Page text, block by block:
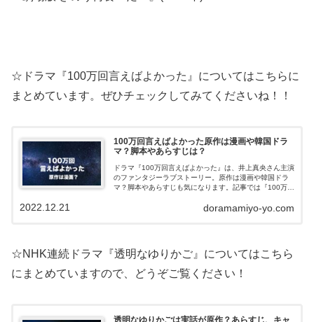
☆ドラマ『100万回言えばよかった』についてはこちらに
まとめています。ぜひチェックしてみてくださいね！！
100万回言えばよかった原作は漫画や韓国ドラ
マ？脚本やあらすじは？
ドラマ『100万回言えばよかった』は、井上真央さん主演
のファンタジーラブストーリー。原作は漫画や韓国ドラ
マ？脚本やあらすじも気になります。記事では『100万回
本やネタバレあらすじ、キャスト・...doramamiyo-yo.com
2022.12.21
☆NHK連続ドラマ『透明なゆりかご』についてはこちら
にまとめていますので、どうぞご覧ください！
透明なゆりかごは実話が原作？あらすじ、キャ